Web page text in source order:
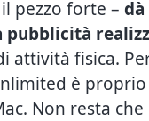
pezzo forte –
pubblicità
attività fisica.
è
Non resta